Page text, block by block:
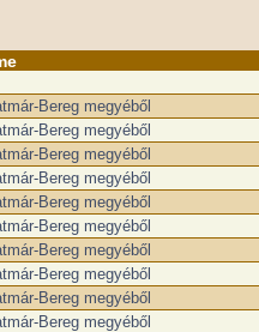
Bereg megyéből
Bereg megyéből
Bereg megyéből
Bereg megyéből
Bereg megyéből
Bereg megyéből
Bereg megyéből
Bereg megyéből
Bereg megyéből
Bereg megyéből